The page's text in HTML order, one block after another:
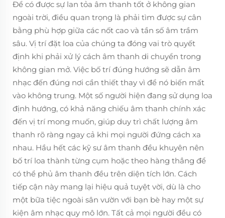
Để có được sự lan tỏa âm thanh tốt ở không gian
ngoài trời, điều quan trọng là phải tìm được sự cân
bằng phù hợp giữa các nốt cao và tần số âm trầm
sâu. Vị trí đặt loa của chúng ta đóng vai trò quyết
định khi phải xử lý cách âm thanh di chuyển trong
không gian mở. Việc bố trí đúng hướng sẽ dẫn âm
nhạc đến đúng nơi cần thiết thay vì để nó biến mất
vào không trung. Một số người hiện đang sử dụng loa
định hướng, có khả năng chiếu âm thanh chính xác
đến vị trí mong muốn, giúp duy trì chất lượng âm
thanh rõ ràng ngay cả khi mọi người đứng cách xa
nhau. Hầu hết các kỹ sư âm thanh đều khuyên nên
bố trí loa thành từng cụm hoặc theo hàng thẳng để
có thể phủ âm thanh đều trên diện tích lớn. Cách
tiếp cận này mang lại hiệu quả tuyệt vời, dù là cho
một bữa tiệc ngoài sân vườn với bạn bè hay một sự
kiện âm nhạc quy mô lớn. Tất cả mọi người đều có